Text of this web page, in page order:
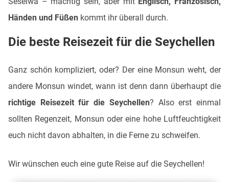
Händen und Füßen kommt ihr überall durch.
Die beste Reisezeit für die Seychellen
Ganz schön kompliziert, oder? Der eine Monsun weht, der
andere Monsun windet, wann ist denn dann überhaupt die
richtige Reisezeit für die Seychellen? Also erst einmal
sollten Regenzeit, Monsun oder eine hohe Luftfeuchtigkeit
euch nicht davon abhalten, in die Ferne zu schweifen.
Wir wünschen euch eine gute Reise auf die Seychellen!